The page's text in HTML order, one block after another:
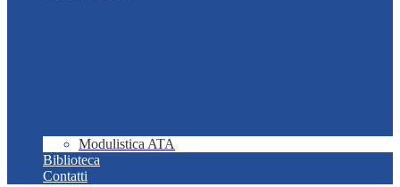
Modulistica ATA
Biblioteca
Contatti